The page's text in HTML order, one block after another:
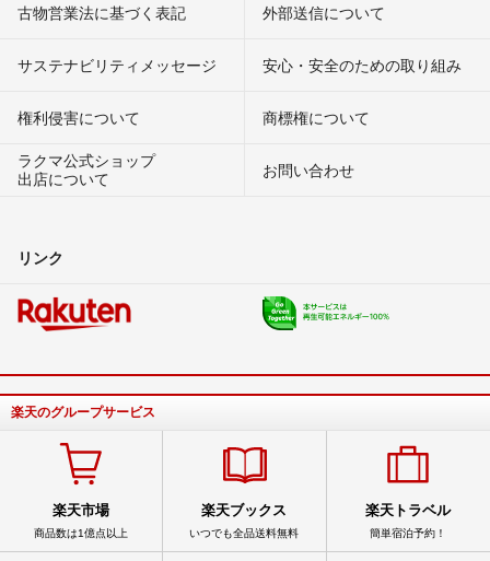
古物営業法に基づく表記 外部送信について
サステナビリティメッセージ 安心・安全のための取り組み
権利侵害について
商標権について
ラクマ公式ショップ
出店について
お問い合わせ
リンク
楽天のグループサービス
楽天市場
商品数は1億点以上
楽天ブックス
いつでも全品送料無料
楽天トラベル
簡単宿泊予約！